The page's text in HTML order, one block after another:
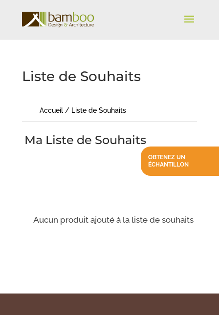
Liste de Souhaits
Accueil/ Liste de Souhaits
Ma Liste de Souhaits
Aucun produit ajouté à la liste de souhaits
OBTENEZ UN
ÉCHANTILLON